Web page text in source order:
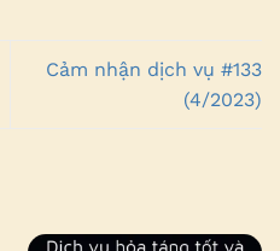
Cảm nhận dịch vụ #133
(4/2023)